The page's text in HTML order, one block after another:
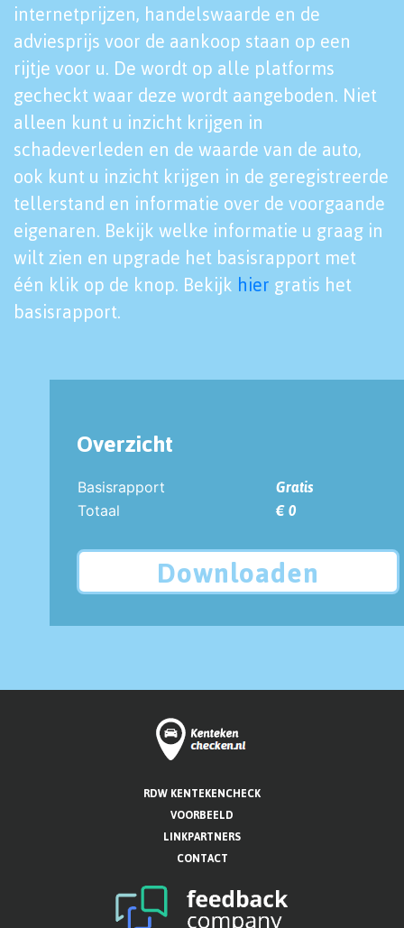
internetprijzen, handelswaarde en de
adviesprijs voor de aankoop staan op een
rijtje voor u. De wordt op alle platforms
gecheckt waar deze wordt aangeboden. Niet
alleen kunt u inzicht krijgen in
schadeverleden en de waarde van de auto,
ook kunt u inzicht krijgen in de geregistreerde
tellerstand en informatie over de voorgaande
eigenaren. Bekijk welke informatie u graag in
wilt zien en upgrade het basisrapport met
één klik op de knop. Bekijk hier gratis het
basisrapport.
Overzicht
Basisrapport
Gratis
Totaal
€ 0
Downloaden
RDW KENTEKENCHECK
VOORBEELD
LINKPARTNERS
CONTACT